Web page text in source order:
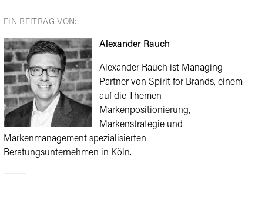
EIN BEITRAG VON:
Alexander Rauch
Alexander Rauch ist Managing
Partner von Spirit for Brands, einem
auf die Themen
Markenpositionierung,
Markenstrategie und
Markenmanagement spezialisierten
Beratungsunternehmen in Köln.